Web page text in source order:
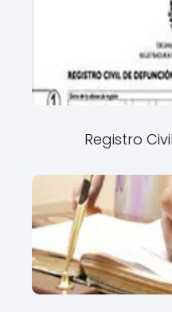
Registro